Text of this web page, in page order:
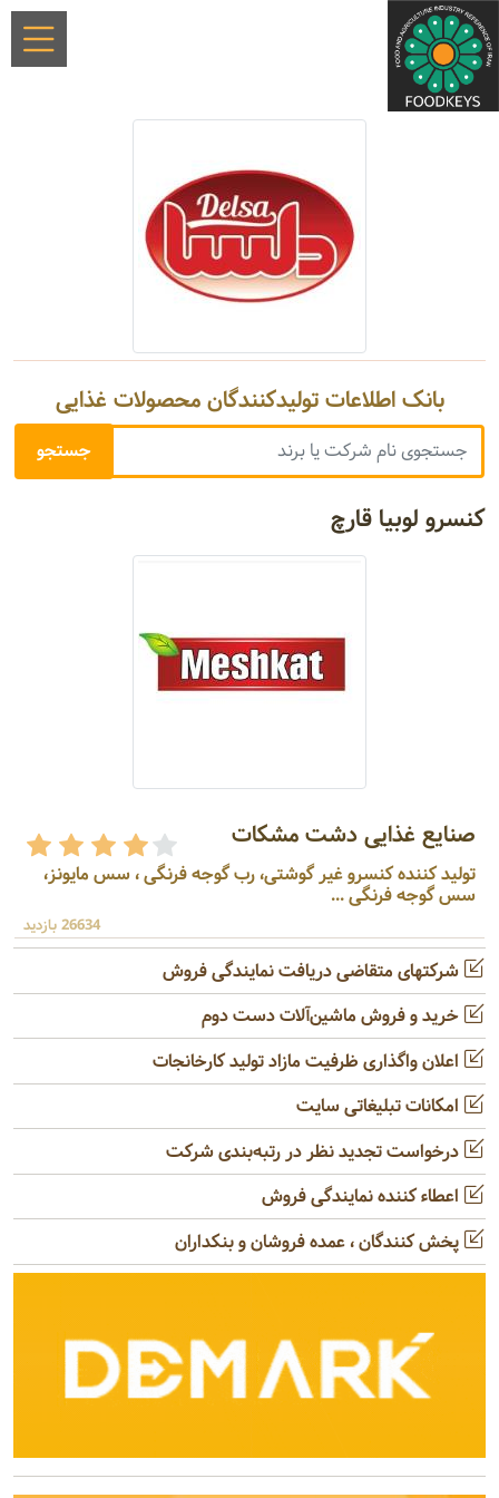
بانک اطلاعات تولیدکنندگان محصولات غذایی
کنسرو لوبیا قارچ
صنایع غذایی دشت مشکات
تولید کننده کنسرو غیر گوشتی، رب گوجه فرنگی ، سس مایونز،
سس گوجه فرنگی ...
26634 بازدید
شرکتهای متقاضی دریافت نمایندگی فروش
خرید و فروش ماشین‌آلات دست دوم
اعلان واگذاری ظرفیت مازاد تولید کارخانجات
امکانات تبلیغاتی سایت
درخواست تجدید نظر در رتبه‌بندی شرکت
اعطاء کننده نمایندگی فروش
پخش کنندگان ، عمده فروشان و بنکداران